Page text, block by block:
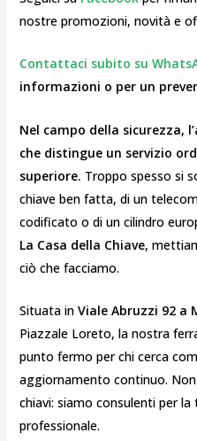
nostre promozioni, novità e
Contattaci subito su
informazioni o per un
Nel campo della sicurezza,
che distingue un servizio
superiore. Troppo spesso si
chiave ben fatta, di un
codificato o di un cilindro
La Casa della Chiave,
ciò che facciamo.
Situata in Viale Abruzzi 92 a
Piazzale Loreto, la nostra
punto fermo per chi cerca
aggiornamento continuo.
chiavi: siamo consulenti per
professionale.